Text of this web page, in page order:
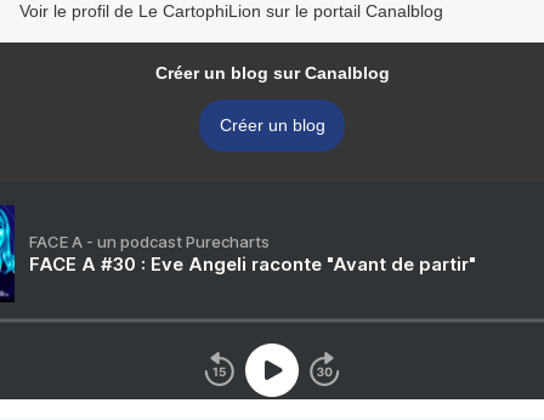
Voir le profil de Le CartophiLion sur le portail Canalblog
Créer un blog sur Canalblog
Créer un blog
FACE A - un podcast Purecharts
FACE A #30 : Eve Angeli raconte "Avant de partir"